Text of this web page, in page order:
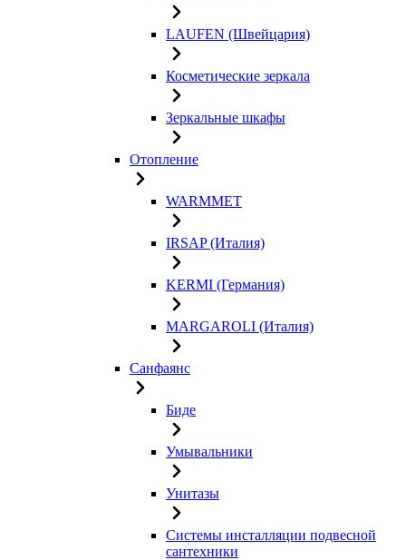
LAUFEN (Швейцария)
Косметические зеркала
Зеркальные шкафы
Отопление
WARMMET
IRSAP (Италия)
KERMI (Германия)
MARGAROLI (Италия)
Санфаянс
Биде
Умывальники
Унитазы
Системы инсталляции подвесной
сантехники